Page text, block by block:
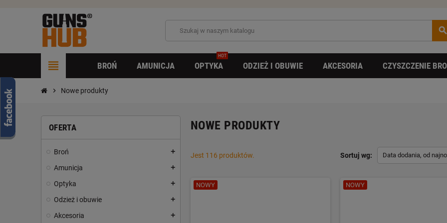
search
view_headline BROŃ AMUNICJA OPTYKA
HOT
ODZIEŻ I OBUWIE AKCESORIA CZYSZCZENIE
chevron_right Nowe produkty
OFERTA
Broń add
Amunicja add
Optyka add
Odzież i obuwie add
Akcesoria add
NOWE PRODUKTY
Sortuj wg: Data dodania, od
Jest 116 produktów.
NOWY NOWY